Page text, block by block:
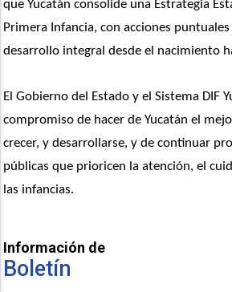
que Yucatán consolide una Estrategia
Primera Infancia, con acciones puntuales
desarrollo integral desde el nacimiento
El Gobierno del Estado y el Sistema DIF
compromiso de hacer de Yucatán el
crecer, y desarrollarse, y de continuar
públicas que prioricen la atención, el
las infancias.
Información de
Boletín